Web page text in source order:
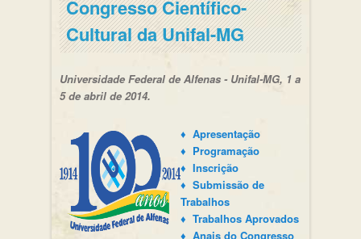
Congresso Científico-
Cultural da Unifal-MG
Universidade Federal de Alfenas - Unifal-MG, 1 a
5 de abril de 2014.
♦ Apresentação
♦ Programação
♦ Inscrição
♦ Submissão de
Trabalhos
♦ Trabalhos Aprovados
♦ Anais do Congresso